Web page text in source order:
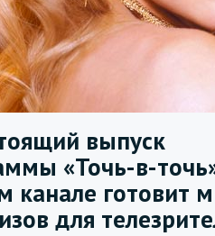
выпуск
«Точь-в-
канале готовит
для